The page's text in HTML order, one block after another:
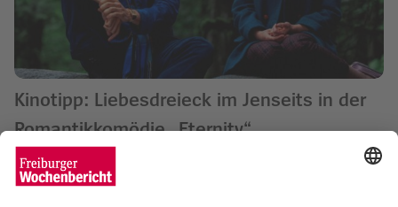
Kinotipp: Liebesdreieck im Jenseits in der
Romantikkomödie „Eternity“